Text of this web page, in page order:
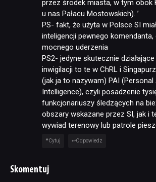
przez środek miasta, w tym obok
u nas Pałacu Mostowskich). ’
PS- fakt, że użyta w Polsce SI
inteligencji pewnego komendanta,
mocnego uderzenia
PS2- jedyne skutecznie
inwigilacji to te w ChRL i
(jak ja to nazywam) PAI (Personal
Intelligence), czyli posadzenie
funkcjonariuszy śledzących na
obszary wskazane przez SI, jak i
wywiad terenowy lub patrole
Cytuj Odpowiedz
Skomentuj